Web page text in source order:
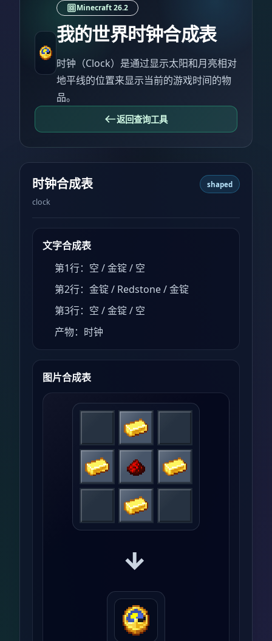
Minecraft 26.2
我的世界时钟合成表
时钟（Clock）是通过显示太阳和月亮相对
地平线的位置来显示当前的游戏时间的物
品。
返回查询工具
时钟合成表
clock
shaped
文字合成表
第1行：空 / 金锭 / 空
第2行：金锭 / Redstone / 金锭
第3行：空 / 金锭 / 空
产物：时钟
图片合成表
→